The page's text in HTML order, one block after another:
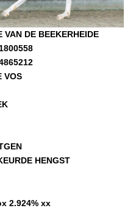
VAN DE BEEKERHEIDE
VOS
HENGST
2.924% xx